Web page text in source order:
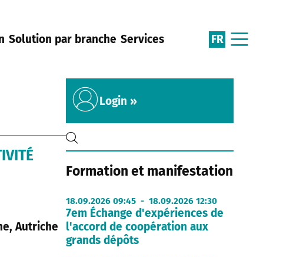
Solution par branche Services FR
Autriche
Login »
Formation et manifestation
18.09.2026 09:45 - 18.09.2026 12:30
7em Échange d'expériences de
l'accord de coopération aux
grands dépôts